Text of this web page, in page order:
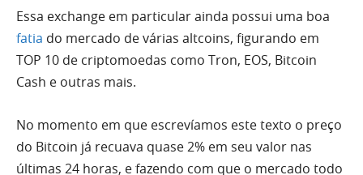
Essa exchange em particular ainda possui uma boa
fatia do mercado de várias altcoins, figurando em
TOP 10 de criptomoedas como Tron, EOS, Bitcoin
Cash e outras mais.
No momento em que escrevíamos este texto o preço
do Bitcoin já recuava quase 2% em seu valor nas
últimas 24 horas, e fazendo com que o mercado todo